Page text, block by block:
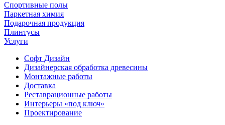
Спортивные полы
Паркетная химия
Подарочная продукция
Плинтусы
Услуги
Софт Дизайн
Дизайнерская обработка древесины
Монтажные работы
Доставка
Реставрационные работы
Интерьеры «под ключ»
Проектирование